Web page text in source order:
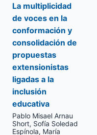
La multiplicidad
de voces en la
conformación y
consolidación de
propuestas
extensionistas
ligadas a la
inclusión
educativa
Pablo Misael Arnau
Short, Sofía Soledad
Espínola, María